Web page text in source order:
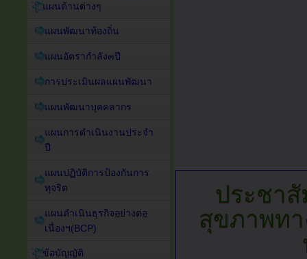
ประชา
สุขภาพท
แผนด้านต่างๆ
แผนพัฒนาท้องถิ่น
แผนอัตรากำลัง๓ปี
การประเมินผลแผนพัฒนา
แผนพัฒนาบุคคลากร
แผนการดำเนินงานประจำ
ปี
แผนปฏิบัติการป้องกันการ
ทุจริต
แผนดำเนินธุรกิจอย่างต่อ
เนื่องฯ(BCP)
ข้อบัญญัติ